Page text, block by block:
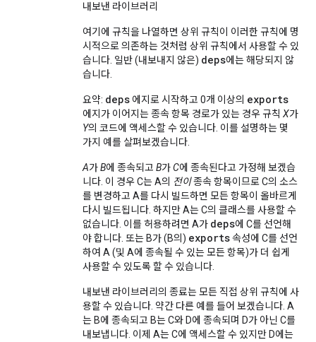
내보낸 라이브러리
여기에 규칙을 나열하면 상위 규칙이 이러한 규칙에 명
시적으로 의존하는 것처럼 상위 규칙에서 사용할 수 있
습니다. 일반 (내보내지 않은) deps에는 해당되지 않
습니다.
요약: deps 에지로 시작하고 0개 이상의 exports
에지가 이어지는 종속 항목 경로가 있는 경우 규칙 X가
Y의 코드에 액세스할 수 있습니다. 이를 설명하는 몇
가지 예를 살펴보겠습니다.
A가B에 종속되고 B가C에 종속된다고 가정해 보겠습
니다. 이 경우 C는 A의 전이종속 항목이므로 C의 소스
를 변경하고 A를 다시 빌드하면 모든 항목이 올바르게
다시 빌드됩니다. 하지만 A는 C의 클래스를 사용할 수
없습니다. 이를 허용하려면 A가 deps에 C를 선언해
야 합니다. 또는 B가 (B의) exports속성에 C를 선언
하여 A (및 A에 종속될 수 있는 모든 항목)가 더 쉽게
사용할 수 있도록 할 수 있습니다.
내보낸 라이브러리의 종료는 모든 직접 상위 규칙에 사
용할 수 있습니다. 약간 다른 예를 들어 보겠습니다. A
는 B에 종속되고 B는 C와 D에 종속되며 D가 아닌 C를
내보냅니다. 이제 A는 C에 액세스할 수 있지만 D에는